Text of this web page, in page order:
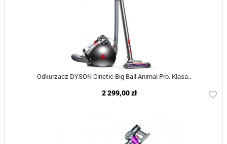
Odkurzacz DYSON Cinetic Big Ball Animal Pro. Klasa..
2 299,00 zł